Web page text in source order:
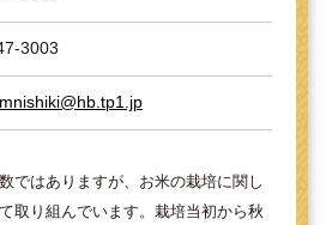
3003
ではありますが、お米の栽培に関し
取り組んでいます。栽培当初から秋